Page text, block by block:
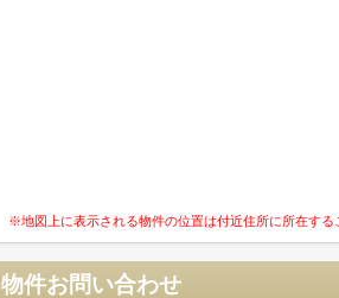
※地図上に表示される物件の位置は付近住所に所在する
物件お問い合わせ